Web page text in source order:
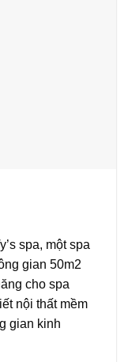
spa, một spa
gian 50m2
cho spa
nội thất mềm
gian kinh